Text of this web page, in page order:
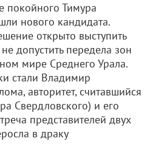
покойного Тимура
нового кандидата.
открыто выступить
допустить передела зон
мире Среднего Урала.
стали Владимир
авторитет, считавшийся
Свердловского) и его
представителей двух
в драку